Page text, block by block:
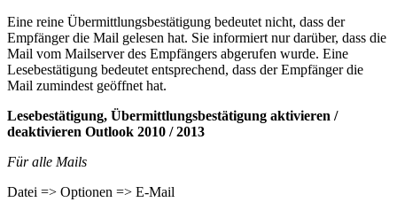
Eine reine Übermittlungsbestätigung bedeutet nicht, dass der
Empfänger die Mail gelesen hat. Sie informiert nur darüber, dass die
Mail vom Mailserver des Empfängers abgerufen wurde. Eine
Lesebestätigung bedeutet entsprechend, dass der Empfänger die
Mail zumindest geöffnet hat.
Lesebestätigung, Übermittlungsbestätigung aktivieren /
deaktivieren Outlook 2010 / 2013
Für alle Mails
Datei => Optionen => E-Mail